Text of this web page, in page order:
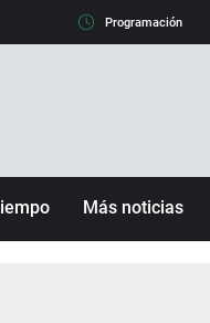
La diferencia entre observar el
Programación
Más noticias